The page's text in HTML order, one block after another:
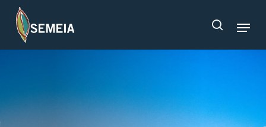
Skip
main
content
Menu